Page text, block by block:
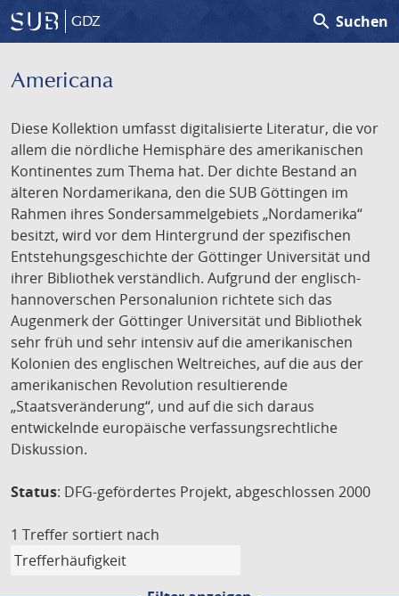
GDZ search Suchen
Americana
Diese Kollektion umfasst digitalisierte Literatur, die vor
allem die nördliche Hemisphäre des amerikanischen
Kontinentes zum Thema hat. Der dichte Bestand an
älteren Nordamerikana, den die SUB Göttingen im
Rahmen ihres Sondersammelgebiets „Nordamerika“
besitzt, wird vor dem Hintergrund der spezifischen
Entstehungsgeschichte der Göttinger Universität und
ihrer Bibliothek verständlich. Aufgrund der englisch-
hannoverschen Personalunion richtete sich das
Augenmerk der Göttinger Universität und Bibliothek
sehr früh und sehr intensiv auf die amerikanischen
Kolonien des englischen Weltreiches, auf die aus der
amerikanischen Revolution resultierende
„Staatsveränderung“, und auf die sich daraus
entwickelnde europäische verfassungsrechtliche
Diskussion.
Status: DFG-gefördertes Projekt, abgeschlossen 2000
1 Treffer sortiert nach